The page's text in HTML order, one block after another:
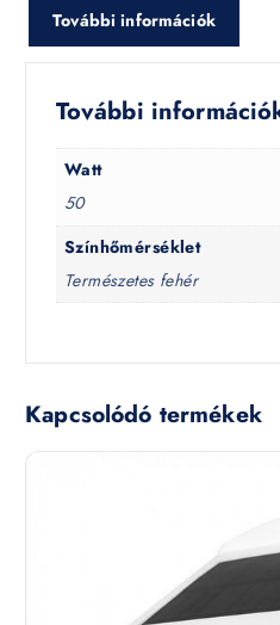
További információk
További
Watt
50
Színhőmérséklet
Természetes fehér
Kapcsolódó termékek